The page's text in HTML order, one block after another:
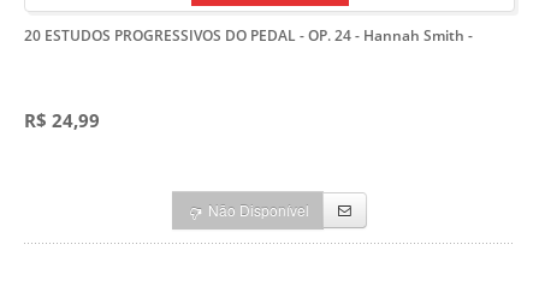
20 ESTUDOS PROGRESSIVOS DO PEDAL - OP. 24 - Hannah Smith -
R$ 24,99
Não Disponível